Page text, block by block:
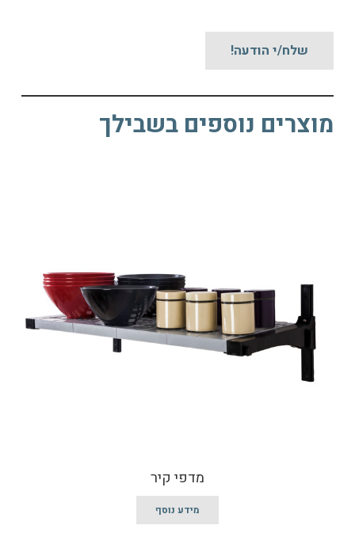
מוצרים נוספים בשבילך
מדפי קיר
מידע נוסף